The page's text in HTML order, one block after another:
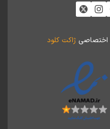
اختصاصیژاکت کلود